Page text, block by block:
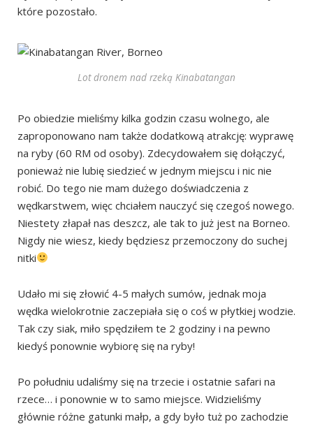
które pozostało.
Lot dronem nad rzeką Kinabatangan
Po obiedzie mieliśmy kilka godzin czasu wolnego, ale
zaproponowano nam także dodatkową atrakcję: wyprawę
na ryby (60 RM od osoby). Zdecydowałem się dołączyć,
ponieważ nie lubię siedzieć w jednym miejscu i nic nie
robić. Do tego nie mam dużego doświadczenia z
wędkarstwem, więc chciałem nauczyć się czegoś nowego.
Niestety złapał nas deszcz, ale tak to już jest na Borneo.
Nigdy nie wiesz, kiedy będziesz przemoczony do suchej
nitki
Udało mi się złowić 4-5 małych sumów, jednak moja
wędka wielokrotnie zaczepiała się o coś w płytkiej wodzie.
Tak czy siak, miło spędziłem te 2 godziny i na pewno
kiedyś ponownie wybiorę się na ryby!
Po południu udaliśmy się na trzecie i ostatnie safari na
rzece… i ponownie w to samo miejsce. Widzieliśmy
głównie różne gatunki małp, a gdy było tuż po zachodzie